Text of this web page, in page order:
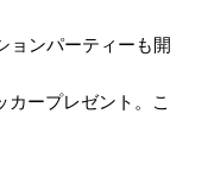
ョンパーティーも開
カープレゼント。こ